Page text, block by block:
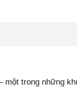
trong những